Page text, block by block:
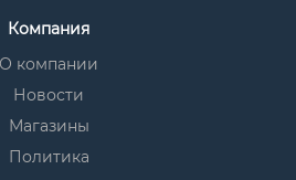
Компания
О компании
Новости
Магазины
Политика